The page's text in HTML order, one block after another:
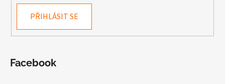
PŘIHLÁSIT SE
Facebook